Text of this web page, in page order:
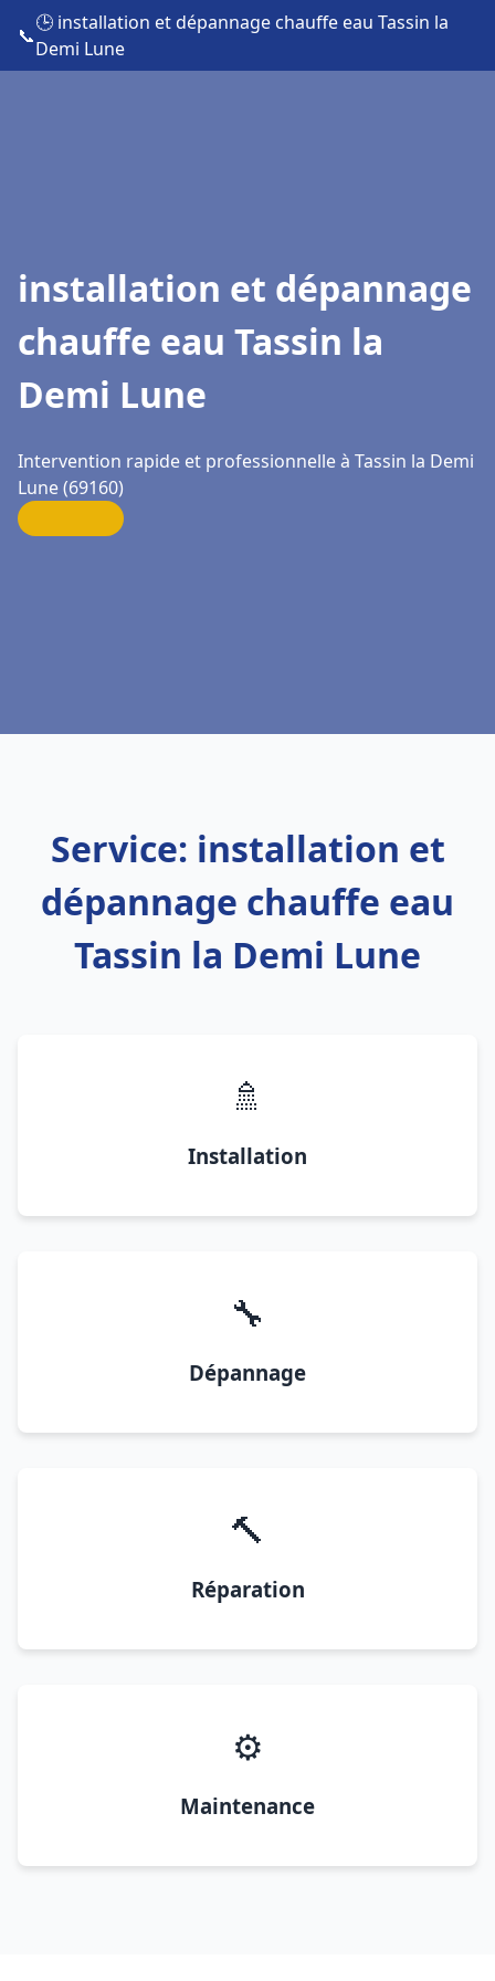
📞
🕒 installation et dépannage chauffe eau Tassin la
Demi Lune
installation et dépannage
chauffe eau Tassin la
Demi Lune
Intervention rapide et professionnelle à Tassin la Demi
Lune (69160)
Service: installation et
dépannage chauffe eau
Tassin la Demi Lune
🚿
Installation
🔧
Dépannage
🔨
Réparation
⚙️
Maintenance